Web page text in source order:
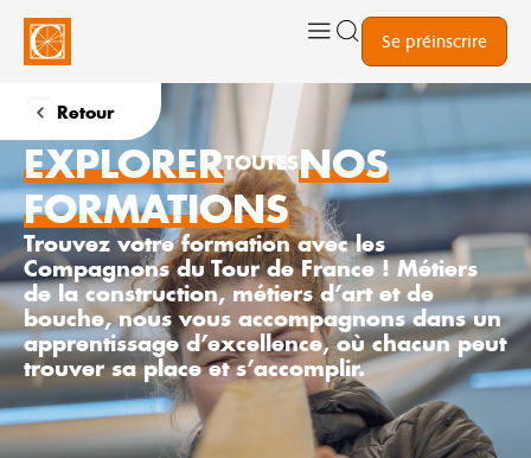
Se préinscrire
Retour
EXPLORERTOUTESNOS
FORMATIONS
Trouvez votre formation avec les
Compagnons du Tour de France ! Métiers
de la construction, métiers d’art et de
bouche, nous vous accompagnons dans un
apprentissage d’excellence, où chacun peut
trouver sa place et s’accomplir.